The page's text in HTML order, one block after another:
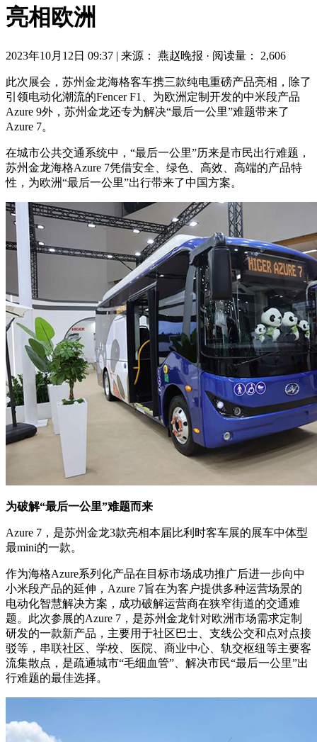
亮相欧洲
2023年10月12日 09:37 | 来源： 燕赵晚报 · 阅读量： 2,606
此次展会，苏州金龙海格客车携三款纯电重磅产品亮相，除了
引领电动化潮流的Fencer F1、为欧洲定制开发的中米段产品
Azure 9外，苏州金龙还专为解决“最后一公里”难题带来了
Azure 7。
在城市公共交通系统中，“最后一公里”历来是市民出行难题，
苏州金龙海格Azure 7凭借安全、绿色、高效、高端的产品特
性，为欧洲“最后一公里”出行带来了中国方案。
为破解“最后一公里”难题而来
Azure 7，是苏州金龙3款亮相本届比利时客车展的展车中体型
最mini的一款。
作为海格Azure系列化产品在目标市场成功推广后进一步向中
小米段产品的延伸，Azure 7旨在为客户提供多种运营场景的
电动化智慧解决方案，成功破解运营商在狭窄街道的交通难
题。此次参展的Azure 7，是苏州金龙针对欧洲市场需求定制
研发的一款新产品，主要用于社区巴士、支线公交和点对点接
驳等，串联社区、学校、医院、商业中心、轨交枢纽等主要客
流集散点，是疏通城市“毛细血管”、解决市民“最后一公里”出
行难题的最佳选择。